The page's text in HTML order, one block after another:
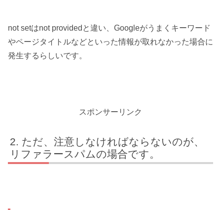
not setはnot providedと違い、Googleがうまくキーワード
やページタイトルなどといった情報が取れなかった場合に
発生するらしいです。
スポンサーリンク
ただ、注意しなければならないのが、
リファラースパムの場合です。